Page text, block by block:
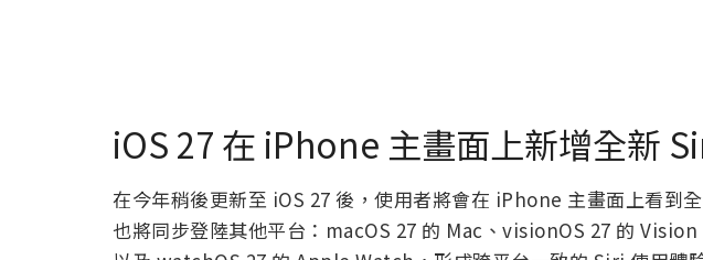
iOS 27 在 iPhone 主畫面上新增全新
在今年稍後更新至 iOS 27 後，使用者將會在 iPhone 主畫面上看到
也將同步登陸其他平台：macOS 27 的 Mac、visionOS 27 的 Vision